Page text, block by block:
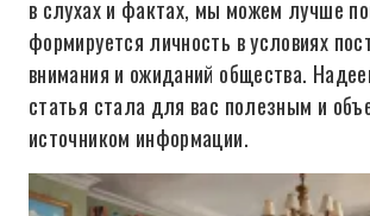
в слухах и фактах, мы можем лучше
формируется личность в условиях
внимания и ожиданий общества.
статья стала для вас полезным и
источником информации.